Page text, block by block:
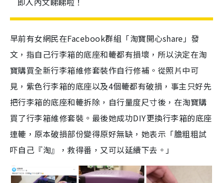
早前有女網民在Facebook群組「淘寶開心share」發
文，指自己行李箱的底座和轆都有損壞，所以決定在淘
寶購買全新行李箱維修套裝作自行修補。從照片中可
見，紫色行李箱的底座以及4個轆都有破損，事主只好先
把行李箱的底座和轆拆除，自行量度尺寸後，在淘寶購
買了行李箱維修套裝。最後她成功DIY更換行李箱的底座
連轆，原本破損部份變得原好無缺，她表示「膽粗粗試
吓自己『淘』，救得番，又可以延續下去。」